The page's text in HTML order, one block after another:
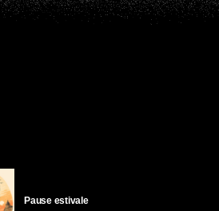
Pause estivale